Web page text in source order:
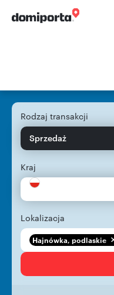
Rodzaj transakcji
Sprzedaż
Kraj
Lokalizacja
Hajnówka, podlaskie